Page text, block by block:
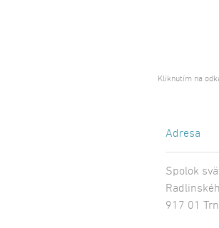
Kliknutím na
Adresa
Spolok
917 01